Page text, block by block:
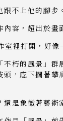
不上他的腳步。
容，超出於
裡打開，好
朽的風景」
頭，底下擱著
是象徵著藝